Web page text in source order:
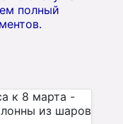
полный